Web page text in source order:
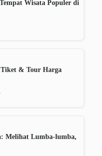
Wisata Populer di
& Tour Harga
Melihat Lumba-lumba,